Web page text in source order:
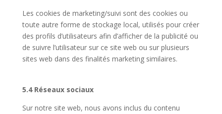
Les cookies de marketing/suivi sont des cookies ou
toute autre forme de stockage local, utilisés pour créer
des profils d’utilisateurs afin d’afficher de la publicité ou
de suivre l’utilisateur sur ce site web ou sur plusieurs
sites web dans des finalités marketing similaires.
5.4 Réseaux sociaux
Sur notre site web, nous avons inclus du contenu